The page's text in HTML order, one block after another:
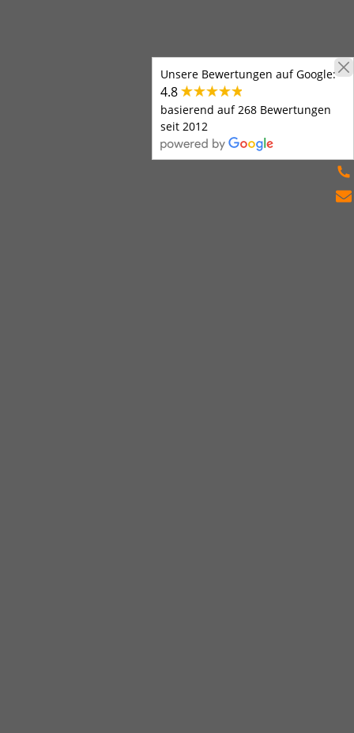
Unsere Bewertungen auf Google:
4.8
basierend auf 268 Bewertungen
seit 2012